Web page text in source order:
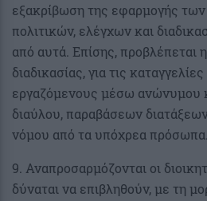
εξακρίβωση της εφαρμογής
πολιτικών, ελέγχων και
από αυτά. Επίσης, προβλέπεται
διαδικασίας, για τις
εργαζόμενους μέσω ανώνυμου
διαύλου, παραβάσεων
νόμου από τα υπόχρεα πρόσωπα.
9. Αναπροσαρμόζονται οι
δύναται να επιβληθούν, με τη